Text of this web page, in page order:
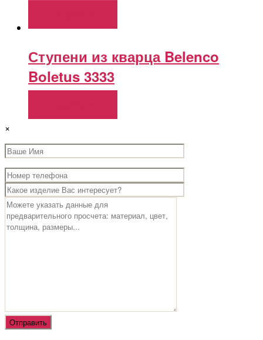
Ступени из кварца Belenco
Boletus 3333
×